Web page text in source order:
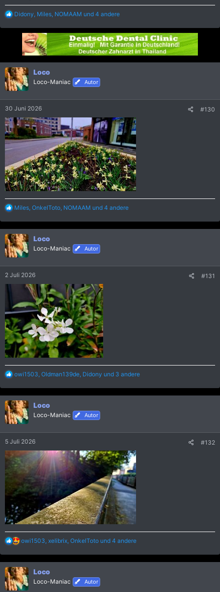
R
a
n
e
n
:
Didony Miles NOMAAM und 4 andere
Loco
Loco-Maniac Autor
30 Juni 2026 #130
R
a
k
t
i
o
n
Miles, OnkelToto, NOMAAM und 4 andere
Loco
Loco-Maniac Autor
2 Juli 2026 #131
R
a
k
t
i
o
n
:
owi1503, Oldman139de, Didony und 3 andere
Loco
Loco-Maniac Autor
5 Juli 2026 #132
R
a
k
t
i
o
owi1503, xelibrix, OnkelToto und 4 andere
Loco
Loco-Maniac Autor